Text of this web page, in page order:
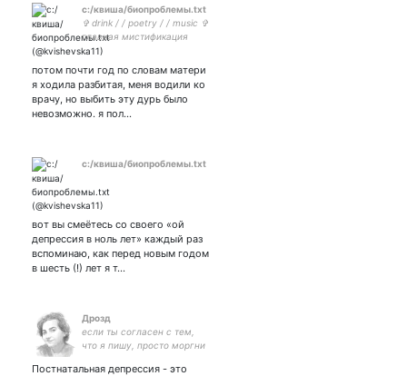
с:/квиша/биопроблемы.txt
✞ drink / / poetry / / music ✞
главная мистификация
русского ютуба, молодая
группи. ✞ лукизм, насилие
и эйджизм since 2012 ✞
потом почти год по словам матери
я ходила разбитая, меня водили ко
врачу, но выбить эту дурь было
невозможно. я пол…
с:/квиша/биопроблемы.txt
вот вы смеётесь со своего «ой
депрессия в ноль лет» каждый раз
вспоминаю, как перед новым годом
в шесть (!) лет я т…
Дрозд
если ты согласен с тем,
что я пишу, просто моргни
Постнатальная депрессия - это